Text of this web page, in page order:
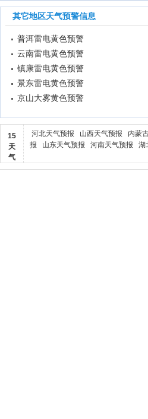
其它地区天气预警信息
普洱雷电黄色预警
云南雷电黄色预警
镇康雷电黄色预警
景东雷电黄色预警
京山大雾黄色预警
15
天
气
河北天气预报 山西天气预报 内蒙
报
山东天气预报 河南天气预报 湖